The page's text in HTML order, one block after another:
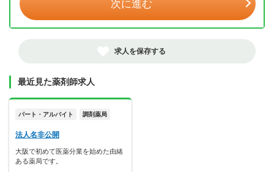
次に進む
求人を保存する
最近見た薬剤師求人
パート・アルバイト 調剤薬局
法人名非公開
大阪で初めて医薬分業を始めた由緒
ある薬局です。